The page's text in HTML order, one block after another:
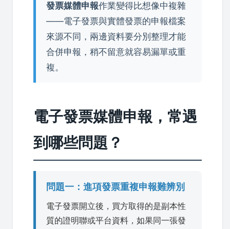
發票媒體申報作業變得比想像中複雜
——電子發票與實體發票的申報檔案
來源不同，兩邊資料要分別整理才能
合併申報，稍不留意就容易漏單或重
複。
電子發票媒體申報，常遇
到哪些問題？
問題一：進項發票重複申報難辨別
電子發票開立後，買方取得的是副本性
質的證明聯或平台資料，如果同一張發